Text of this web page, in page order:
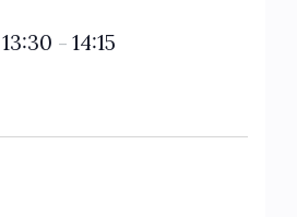
13:30 – 14:15